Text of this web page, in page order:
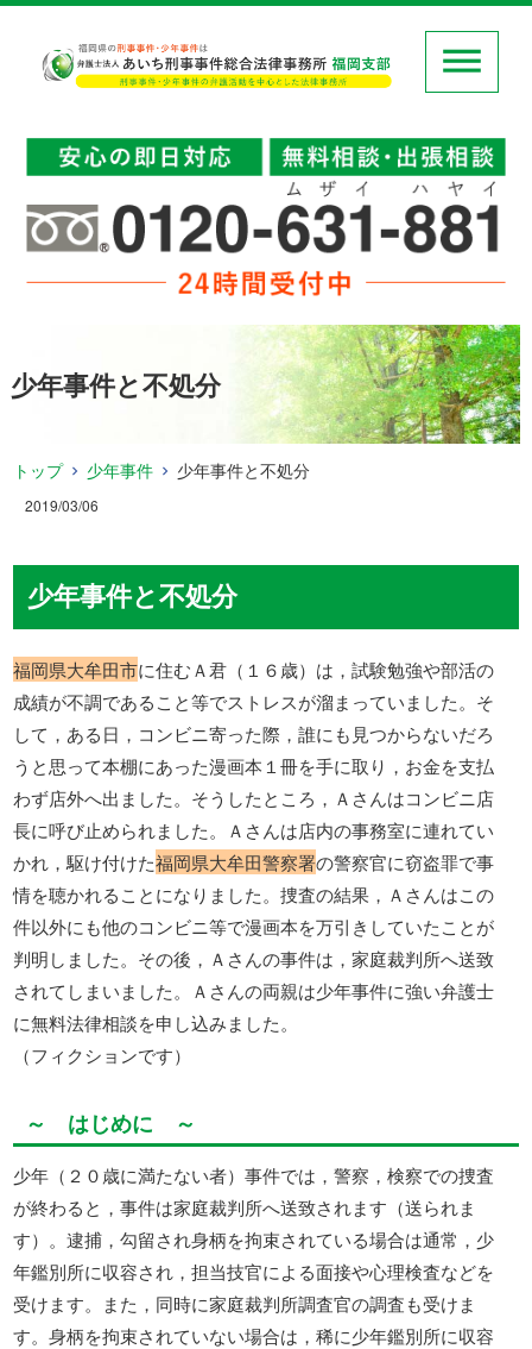
少年事件と不処分
トップ 少年事件 少年事件と不処分
2019/03/06
少年事件と不処分
福岡県大牟田市に住むＡ君（１６歳）は，試験勉強や部活の
成績が不調であること等でストレスが溜まっていました。そ
して，ある日，コンビニ寄った際，誰にも見つからないだろ
うと思って本棚にあった漫画本１冊を手に取り，お金を支払
わず店外へ出ました。そうしたところ，Ａさんはコンビニ店
長に呼び止められました。Ａさんは店内の事務室に連れてい
かれ，駆け付けた福岡県大牟田警察署の警察官に窃盗罪で事
情を聴かれることになりました。捜査の結果，Ａさんはこの
件以外にも他のコンビニ等で漫画本を万引きしていたことが
判明しました。その後，Ａさんの事件は，家庭裁判所へ送致
されてしまいました。Ａさんの両親は少年事件に強い弁護士
に無料法律相談を申し込みました。
（フィクションです）
～ はじめに ～
少年（２０歳に満たない者）事件では，警察，検察での捜査
が終わると，事件は家庭裁判所へ送致されます（送られま
す）。逮捕，勾留され身柄を拘束されている場合は通常，少
年鑑別所に収容され，担当技官による面接や心理検査などを
受けます。また，同時に家庭裁判所調査官の調査も受けま
す。身柄を拘束されていない場合は，稀に少年鑑別所に収容